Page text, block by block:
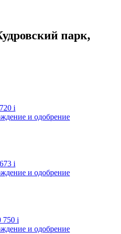
парк,
i
и одобрение
i
и одобрение
750 i
и одобрение